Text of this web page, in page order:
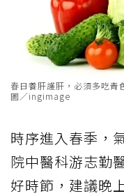
春日養肝護肝，必須多吃青
圖／ingimage
時序進入春季，
院中醫科游志勤
好時節，建議晚